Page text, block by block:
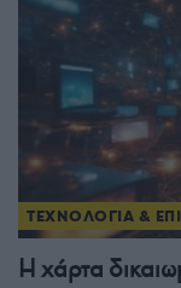
ΤΕΧΝΟΛΟΓΙΑ &
H χάρτα